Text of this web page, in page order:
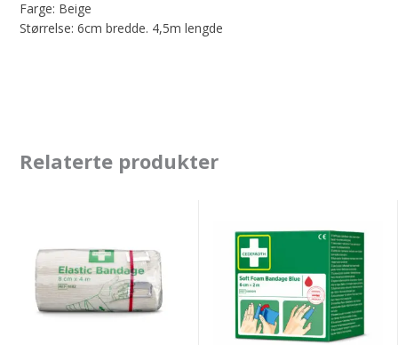
Farge: Beige
Størrelse: 6cm bredde. 4,5m lengde
Relaterte produkter
Elastisk
bandasje
Cederroth
Foam
Plaster
Blue